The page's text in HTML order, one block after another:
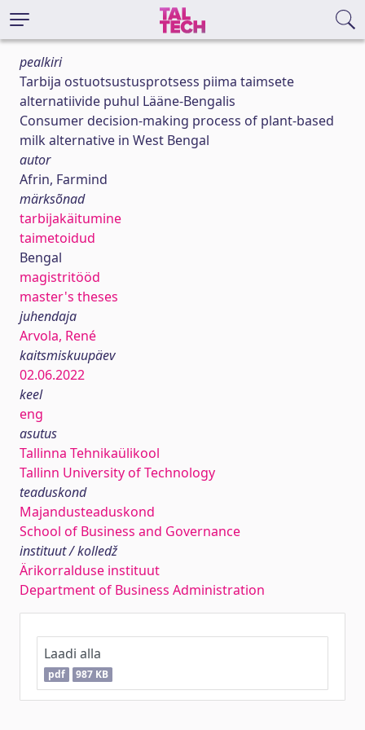
pealkiri
Tarbija ostuotsustusprotsess piima taimsete
alternatiivide puhul Lääne-Bengalis
Consumer decision-making process of plant-based
milk alternative in West Bengal
autor
Afrin, Farmind
märksõnad
tarbijakäitumine
taimetoidud
Bengal
magistritööd
master's theses
juhendaja
Arvola, René
kaitsmiskuupäev
02.06.2022
keel
eng
asutus
Tallinna Tehnikaülikool
Tallinn University of Technology
teaduskond
Majandusteaduskond
School of Business and Governance
instituut / kolledž
Ärikorralduse instituut
Department of Business Administration
Laadi alla
pdf 987 KB